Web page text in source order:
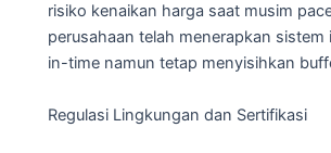
risiko kenaikan harga saat musim
perusahaan telah menerapkan
in-time namun tetap menyisihkan
Regulasi Lingkungan dan Sertifikasi